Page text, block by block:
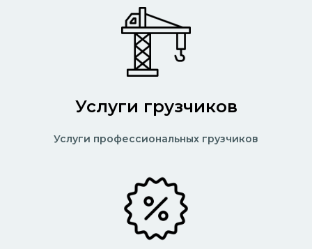
Услуги грузчиков
Услуги профессиональных грузчиков